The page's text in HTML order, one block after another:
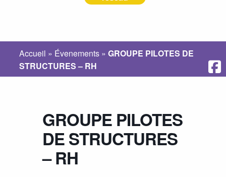
Accueil » Évenements »GROUPE PILOTES DE
STRUCTURES – RH
GROUPE PILOTES
DE STRUCTURES
– RH